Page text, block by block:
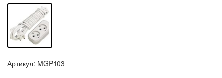
Артикул: MGP103